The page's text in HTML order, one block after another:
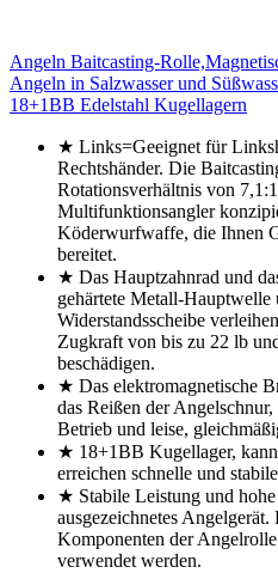
Angeln Baitcasting-
Angeln in Salzwasser und
18+1BB Edelstahl Kugellagern
★ Links=Geeignet für
Rechtshänder. Die
Rotationsverhältnis von
Multifunktionsangler
Köderwurfwaffe, die Ihnen
bereitet.
★ Das Hauptzahnrad und
gehärtete Metall-
Widerstandsscheibe
Zugkraft von bis zu 22 lb
beschädigen.
★ Das elektromagnetische
das Reißen der
Betrieb und leise,
★ 18+1BB Kugellager,
erreichen schnelle und
★ Stabile Leistung und
ausgezeichnetes
Komponenten der
verwendet werden.